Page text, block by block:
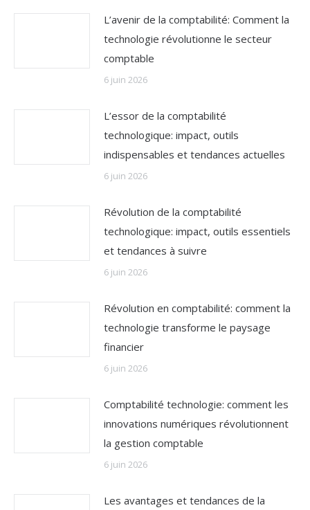
L’avenir de la comptabilité: Comment la
technologie révolutionne le secteur
comptable
6 juin 2026
L’essor de la comptabilité
technologique: impact, outils
indispensables et tendances actuelles
6 juin 2026
Révolution de la comptabilité
technologique: impact, outils essentiels
et tendances à suivre
6 juin 2026
Révolution en comptabilité: comment la
technologie transforme le paysage
financier
6 juin 2026
Comptabilité technologie: comment les
innovations numériques révolutionnent
la gestion comptable
6 juin 2026
Les avantages et tendances de la